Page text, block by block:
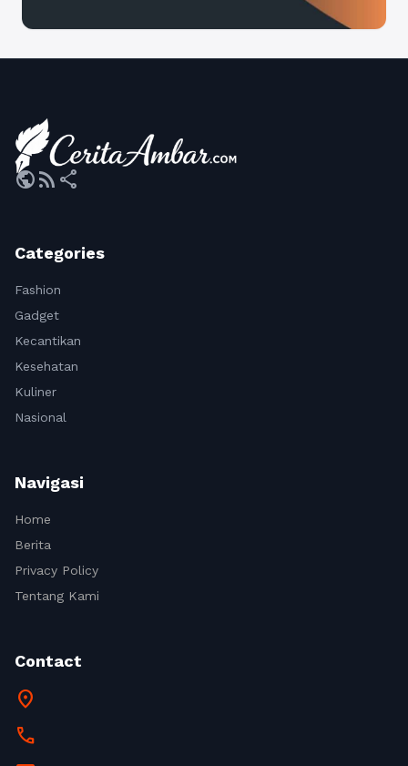
publicrss_feed share
Categories
Fashion
Gadget
Kecantikan
Kesehatan
Kuliner
Nasional
Navigasi
Home
Berita
Privacy Policy
Tentang Kami
Contact
location_on
call